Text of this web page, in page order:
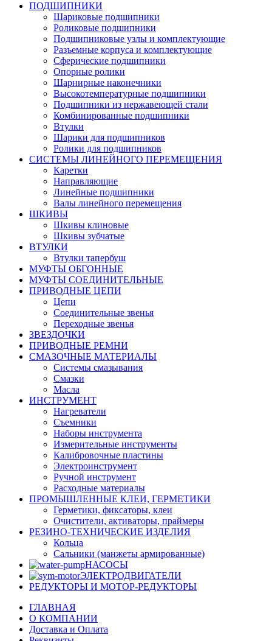
ПОДШИПНИКИ
Шариковые подшипники
Роликовые подшипники
Подшипниковые узлы и комплектующие
Разъемные корпуса и комплектующие
Сферические подшипники
Опорные ролики
Шарнирные наконечники
Высокотемпературные подшипники
Подшипники из нержавеющей стали
Комбинированные подшипники
Втулки
Шарики для подшипников
Ролики для подшипников
СИСТЕМЫ ЛИНЕЙНОГО ПЕРЕМЕЩЕНИЯ
Каретки
Направляющие
Линейные подшипники
Валы линейного перемещения
ШКИВЫ
Шкивы клиновые
Шкивы зубчатые
ВТУЛКИ
Втулки тапербуш
МУФТЫ ОБГОННЫЕ
МУФТЫ СОЕДИНИТЕЛЬНЫЕ
ПРИВОДНЫЕ ЦЕПИ
Цепи
Соединительные звенья
Переходные звенья
ЗВЕЗДОЧКИ
ПРИВОДНЫЕ РЕМНИ
СМАЗОЧНЫЕ МАТЕРИАЛЫ
Системы смазывания
Смазки
Масла
ИНСТРУМЕНТ
Нагреватели
Съемники
Наборы инструмента
Измерительные инструменты
Калибровочные пластины
Электроинструмент
Ручной инструмент
Расходные материалы
ПРОМЫШЛЕННЫЕ КЛЕИ, ГЕРМЕТИКИ
Герметики, фиксаторы, клеи
Очистители, активаторы, праймеры
РЕЗИНО-ТЕХНИЧЕСКИЕ ИЗДЕЛИЯ
Кольца
Сальники (манжеты армированные)
НАСОСЫ
ЭЛЕКТРОДВИГАТЕЛИ
РЕДУКТОРЫ И МОТОР-РЕДУКТОРЫ
ГЛАВНАЯ
О КОМПАНИИ
Доставка и Оплата